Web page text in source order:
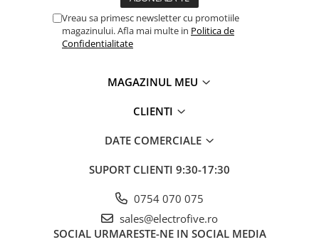
Cleme sir
Accesorii cleme
Limitatoare de siguranta
Vreau sa primesc newsletter cu promotiile
magazinului. Afla mai multe in Politica de
Confidentialitate
MAGAZINUL MEU
CLIENTI
DATE COMERCIALE
SUPORT CLIENTI 9:30-17:30
0754 070 075
sales@electrofive.ro
SOCIAL URMARESTE-NE IN SOCIAL MEDIA